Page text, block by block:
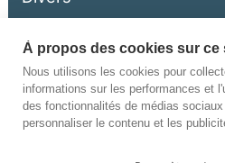
Ce site a été réalisé avec l’aide de la
Drac Rhône-
À propos des cookies sur ce
Nous utilisons les cookies pour
informations sur les performances et
des fonctionnalités de médias
personnaliser le contenu et les